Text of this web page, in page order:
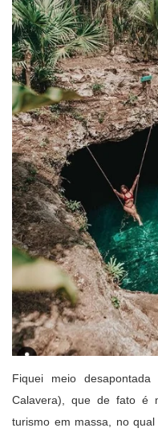
Fiquei meio
Calavera), que de fato é
turismo em massa, no